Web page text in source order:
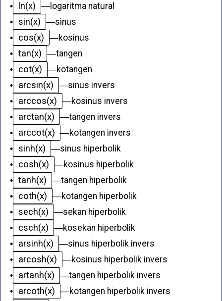
•
ln(x) —logaritma natural
•
sin(x) —sinus
•
cos(x) —kosinus
• tan(x) —tangen
•
cot(x) —kotangen
•
arcsin(x) —sinus invers
•
arccos(x) —kosinus invers
•
arctan(x) —tangen invers
•
arccot(x) —kotangen invers
•
sinh(x) —sinus hiperbolik
•
cosh(x) —kosinus hiperbolik
• tanh(x) —tangen hiperbolik
•
coth(x) —kotangen hiperbolik
•
sech(x) —sekan hiperbolik
•
csch(x) —kosekan hiperbolik
•
arsinh(x) —sinus hiperbolik invers
•
arcosh(x) —kosinus hiperbolik invers
•
artanh(x) —tangen hiperbolik invers
•
arcoth(x) —kotangen hiperbolik invers